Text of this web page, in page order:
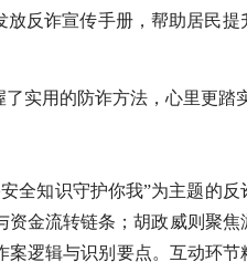
反诈宣传手册，帮助居民提
实用的防诈方法，心里更踏
全知识守护你我”为主题的反
金流转链条；胡政威则聚焦
逻辑与识别要点。互动环节